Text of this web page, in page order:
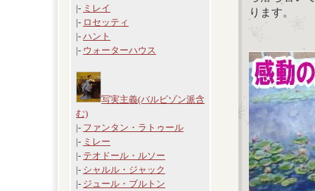
|- ミレイ
|- ロセッティ
|- ハント
|- ウォーターハウス
写実主義(バルビゾン派含
む)
|- ファンタン・ラトゥール
|- ミレー
|- テオドール・ルソー
|- シャルル・ジャック
|- ジュール・ブルトン
ります。